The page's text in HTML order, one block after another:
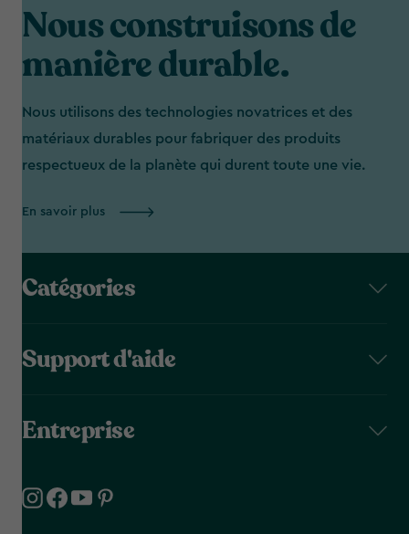
Nous construisons de
manière durable.
Nous utilisons des technologies novatrices et des
matériaux durables pour fabriquer des produits
respectueux de la planète qui durent toute une vie.
En savoir plus
Catégories
Support d'aide
Entreprise